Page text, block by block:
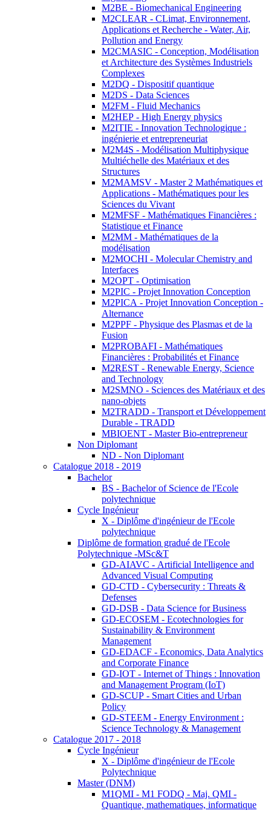
M2BE - Biomechanical Engineering
M2CLEAR - CLimat, Environnement,
Applications et Recherche - Water, Air,
Pollution and Energy
M2CMASIC - Conception, Modélisation
et Architecture des Systèmes Industriels
Complexes
M2DQ - Dispositif quantique
M2DS - Data Sciences
M2FM - Fluid Mechanics
M2HEP - High Energy physics
M2ITIE - Innovation Technologique :
ingénierie et entrepreneuriat
M2M4S - Modélisation Multiphysique
Multiéchelle des Matériaux et des
Structures
M2MAMSV - Master 2 Mathématiques et
Applications - Mathématiques pour les
Sciences du Vivant
M2MFSF - Mathématiques Financières :
Statistique et Finance
M2MM - Mathématiques de la
modélisation
M2MOCHI - Molecular Chemistry and
Interfaces
M2OPT - Optimisation
M2PIC - Projet Innovation Conception
M2PICA - Projet Innovation Conception -
Alternance
M2PPF - Physique des Plasmas et de la
Fusion
M2PROBAFI - Mathématiques
Financières : Probabilités et Finance
M2REST - Renewable Energy, Science
and Technology
M2SMNO - Sciences des Matériaux et des
nano-objets
M2TRADD - Transport et Développement
Durable - TRADD
MBIOENT - Master Bio-entrepreneur
Non Diplomant
ND - Non Diplomant
Catalogue 2018 - 2019
Bachelor
BS - Bachelor of Science de l'Ecole
polytechnique
Cycle Ingénieur
X - Diplôme d'ingénieur de l'Ecole
polytechnique
Diplôme de formation gradué de l'Ecole
Polytechnique -MSc&T
GD-AIAVC - Artificial Intelligence and
Advanced Visual Computing
GD-CTD - Cybersecurity : Threats &
Defenses
GD-DSB - Data Science for Business
GD-ECOSEM - Ecotechnologies for
Sustainability & Environment
Management
GD-EDACF - Economics, Data Analytics
and Corporate Finance
GD-IOT - Internet of Things : Innovation
and Management Program (IoT)
GD-SCUP - Smart Cities and Urban
Policy
GD-STEEM - Energy Environment :
Science Technology & Management
Catalogue 2017 - 2018
Cycle Ingénieur
X - Diplôme d'ingénieur de l'Ecole
Polytechnique
Master (DNM)
M1QMI - M1 FODQ - Maj. QMI -
Quantique, mathematiques, informatique